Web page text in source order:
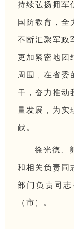
持续弘扬拥军
国防教育，全
不断汇聚军政
更加紧密地团
周围，在省委
干，奋力推动
量发展，为实
献。
徐光德、
和相关负责同
部门负责同
（市）。